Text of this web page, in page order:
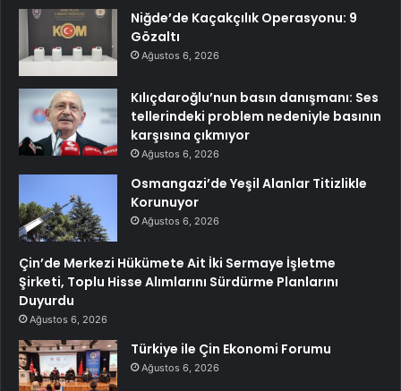
Niğde’de Kaçakçılık Operasyonu: 9
Gözaltı
Ağustos 6, 2026
Kılıçdaroğlu’nun basın danışmanı: Ses
tellerindeki problem nedeniyle basının
karşısına çıkmıyor
Ağustos 6, 2026
Osmangazi’de Yeşil Alanlar Titizlikle
Korunuyor
Ağustos 6, 2026
Çin’de Merkezi Hükümete Ait İki Sermaye İşletme
Şirketi, Toplu Hisse Alımlarını Sürdürme Planlarını
Duyurdu
Ağustos 6, 2026
Türkiye ile Çin Ekonomi Forumu
Ağustos 6, 2026